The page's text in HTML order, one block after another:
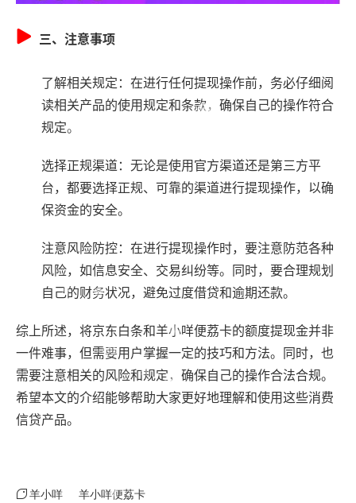
三、注意事项
了解相关规定：在进行任何提现操作前，务必仔细阅
读相关产品的使用规定和条款，确保自己的操作符合
规定。
选择正规渠道：无论是使用官方渠道还是第三方平
台，都要选择正规、可靠的渠道进行提现操作，以确
保资金的安全。
注意风险防控：在进行提现操作时，要注意防范各种
风险，如信息安全、交易纠纷等。同时，要合理规划
自己的财务状况，避免过度借贷和逾期还款。
综上所述，将京东白条和羊小咩便荔卡的额度提现金并非
一件难事，但需要用户掌握一定的技巧和方法。同时，也
需要注意相关的风险和规定，确保自己的操作合法合规。
希望本文的介绍能够帮助大家更好地理解和使用这些消费
信贷产品。
羊小咩 羊小咩便荔卡